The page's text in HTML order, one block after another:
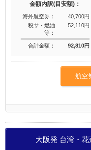
金額内訳(目安額)：
海外航空券：
40,700円
税サ・燃油
等：
52,110円
合計金額： 92,810円
航空
大阪発 台湾・